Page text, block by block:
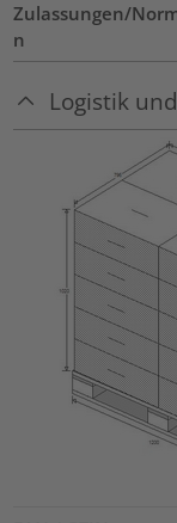
Zulassungen/
n
Logistik